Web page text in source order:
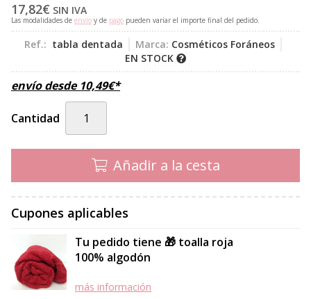
17,82€ SIN IVA
Las modalidades de envío y de pago pueden variar el importe final del pedido.
Ref.: tabla dentada Marca: Cosméticos Foráneos
EN STOCK
envío desde 10,49€*
Cantidad
Añadir a la cesta
Cupones aplicables
Tu pedido tiene 🎁 toalla roja
100% algodón
más información